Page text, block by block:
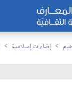
إضاءات إسلامية